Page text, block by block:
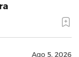
Ago 5, 2026